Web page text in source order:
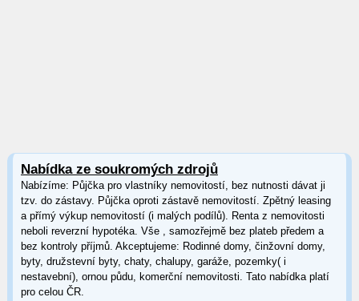
Nabídka ze soukromých zdrojů
Nabízíme: Půjčka pro vlastníky nemovitostí, bez nutnosti dávat ji
tzv. do zástavy. Půjčka oproti zástavě nemovitostí. Zpětný leasing
a přímý výkup nemovitostí (i malých podílů). Renta z nemovitosti
neboli reverzní hypotéka. Vše , samozřejmě bez plateb předem a
bez kontroly příjmů. Akceptujeme: Rodinné domy, činžovní domy,
byty, družstevní byty, chaty, chalupy, garáže, pozemky( i
nestavební), ornou půdu, komerční nemovitosti. Tato nabídka platí
pro celou ČR.